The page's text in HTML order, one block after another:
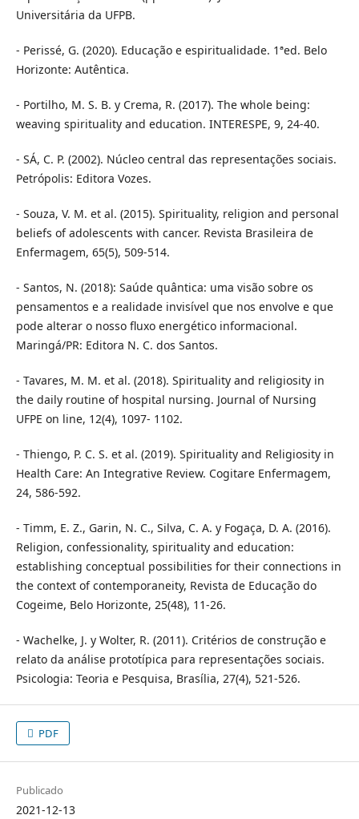
Universitária da UFPB.
- Perissé, G. (2020). Educação e espiritualidade. 1ªed. Belo
Horizonte: Autêntica.
- Portilho, M. S. B. y Crema, R. (2017). The whole being:
weaving spirituality and education. INTERESPE, 9, 24-40.
- SÁ, C. P. (2002). Núcleo central das representações sociais.
Petrópolis: Editora Vozes.
- Souza, V. M. et al. (2015). Spirituality, religion and personal
beliefs of adolescents with cancer. Revista Brasileira de
Enfermagem, 65(5), 509-514.
- Santos, N. (2018): Saúde quântica: uma visão sobre os
pensamentos e a realidade invisível que nos envolve e que
pode alterar o nosso fluxo energético informacional.
Maringá/PR: Editora N. C. dos Santos.
- Tavares, M. M. et al. (2018). Spirituality and religiosity in
the daily routine of hospital nursing. Journal of Nursing
UFPE on line, 12(4), 1097- 1102.
- Thiengo, P. C. S. et al. (2019). Spirituality and Religiosity in
Health Care: An Integrative Review. Cogitare Enfermagem,
24, 586-592.
- Timm, E. Z., Garin, N. C., Silva, C. A. y Fogaça, D. A. (2016).
Religion, confessionality, spirituality and education:
establishing conceptual possibilities for their connections in
the context of contemporaneity, Revista de Educação do
Cogeime, Belo Horizonte, 25(48), 11-26.
- Wachelke, J. y Wolter, R. (2011). Critérios de construção e
relato da análise prototípica para representações sociais.
Psicologia: Teoria e Pesquisa, Brasília, 27(4), 521-526.
PDF
Publicado
2021-12-13